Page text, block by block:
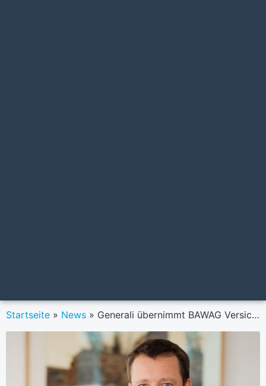
Startseite » News » Generali übernimmt BAWAG Versicherung komplett